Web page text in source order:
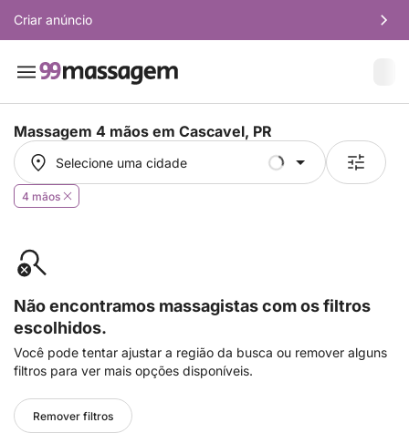
Criar anúncio
Massagem 4 mãos em Cascavel, PR
Selecione uma cidade
Selecione uma cidade
4 mãos
Não encontramos massagistas com os filtros
escolhidos.
Você pode tentar ajustar a região da busca ou remover alguns
filtros para ver mais opções disponíveis.
Remover filtros